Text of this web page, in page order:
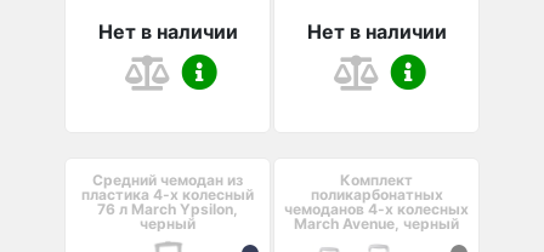
Нет в наличии Нет в наличии
Средний чемодан из
пластика 4-х колесный
76 л March Ypsilon,
черный
Комплект
поликарбонатных
чемоданов 4-х колесных
March Avenue, черный